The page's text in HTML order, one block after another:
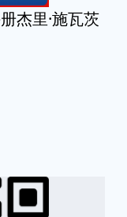
杰里·施瓦茨